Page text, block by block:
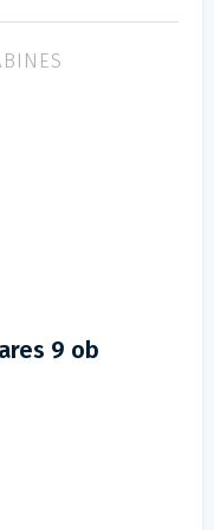
9 ob